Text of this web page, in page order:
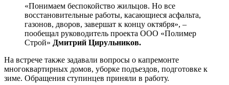
«Понимаем беспокойство жильцов. Но все
восстановительные работы, касающиеся асфальта,
газонов, дворов, завершат к концу октября», –
пообещал руководитель проекта ООО «Полимер
Строй» Дмитрий Цирульников.
На встрече также задавали вопросы о капремонте
многоквартирных домов, уборке подъездов, подготовке к
зиме. Обращения ступинцев приняли в работу.